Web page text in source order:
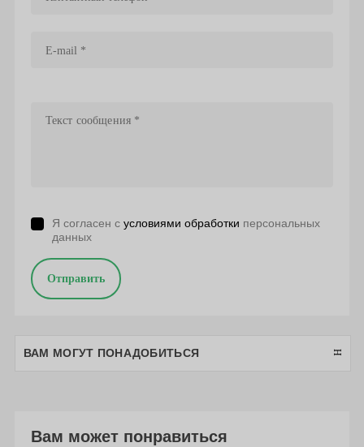
Я согласен с условиями обработки персональных
данных
Отправить
ВАМ МОГУТ ПОНАДОБИТЬСЯ
Вам может понравиться